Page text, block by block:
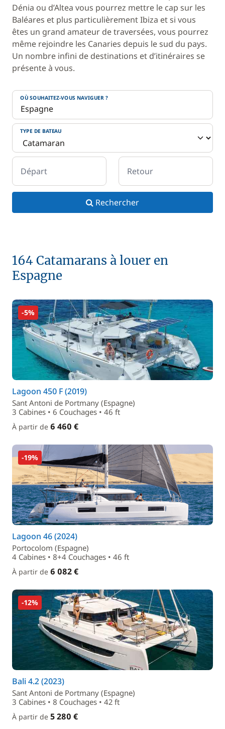
Dénia ou d’Altea vous pourrez mettre le cap sur les
Baléares et plus particulièrement Ibiza et si vous
êtes un grand amateur de traversées, vous pourrez
même rejoindre les Canaries depuis le sud du pays.
Un nombre infini de destinations et d’itinéraires se
présente à vous.
OÙ SOUHAITEZ-VOUS NAVIGUER ?
TYPE DE BATEAU
Départ Retour
Rechercher
164 Catamarans à louer en
Espagne
-5%
Lagoon 450 F (2019)
Sant Antoni de Portmany (Espagne)
3 Cabines • 6 Couchages • 46 ft
À partir de 6 460 €
-19%
Lagoon 46 (2024)
Portocolom (Espagne)
4 Cabines • 8+4 Couchages • 46 ft
À partir de 6 082 €
-12%
Bali 4.2 (2023)
Sant Antoni de Portmany (Espagne)
3 Cabines • 8 Couchages • 42 ft
À partir de 5 280 €